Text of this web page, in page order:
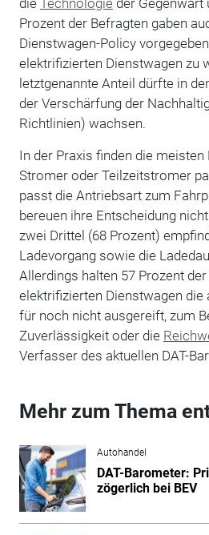
Prozent der Befragten gaben
Dienstwagen-Policy
elektrifizierten Dienstwagen zu
letztgenannte Anteil dürfte in
der Verschärfung der
Richtlinien) wachsen.
In der Praxis finden die meisten
Stromer oder Teilzeitstromer
passt die Antriebsart zum
bereuen ihre Entscheidung
zwei Drittel (68 Prozent)
Ladevorgang sowie die
Allerdings halten 57 Prozent
elektrifizierten Dienstwagen die
für noch nicht ausgereift, zum
Zuverlässigkeit oder die
Verfasser des aktuellen DAT-
Mehr zum Thema
Autohandel
DAT-Barometer:
zögerlich bei BEV